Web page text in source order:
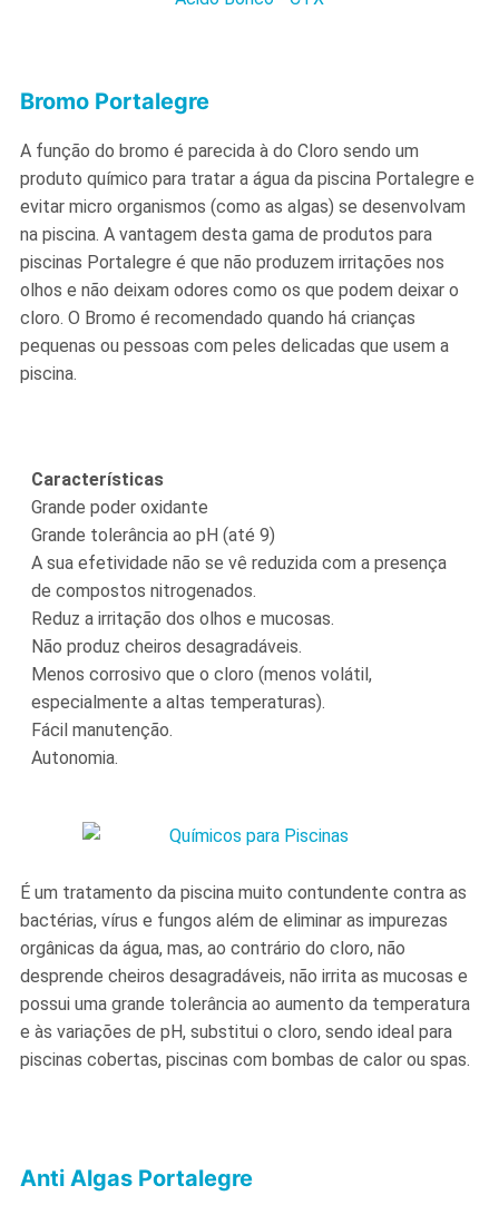
Bromo Portalegre
A função do bromo é parecida à do Cloro sendo um
produto químico para tratar a água da piscina Portalegre e
evitar micro organismos (como as algas) se desenvolvam
na piscina. A vantagem desta gama de produtos para
piscinas Portalegre é que não produzem irritações nos
olhos e não deixam odores como os que podem deixar o
cloro. O Bromo é recomendado quando há crianças
pequenas ou pessoas com peles delicadas que usem a
piscina.
Características
Grande poder oxidante
Grande tolerância ao pH (até 9)
A sua efetividade não se vê reduzida com a presença
de compostos nitrogenados.
Reduz a irritação dos olhos e mucosas.
Não produz cheiros desagradáveis.
Menos corrosivo que o cloro (menos volátil,
especialmente a altas temperaturas).
Fácil manutenção.
Autonomia.
É um tratamento da piscina muito contundente contra as
bactérias, vírus e fungos além de eliminar as impurezas
orgânicas da água, mas, ao contrário do cloro, não
desprende cheiros desagradáveis, não irrita as mucosas e
possui uma grande tolerância ao aumento da temperatura
e às variações de pH, substitui o cloro, sendo ideal para
piscinas cobertas, piscinas com bombas de calor ou spas.
Anti Algas Portalegre